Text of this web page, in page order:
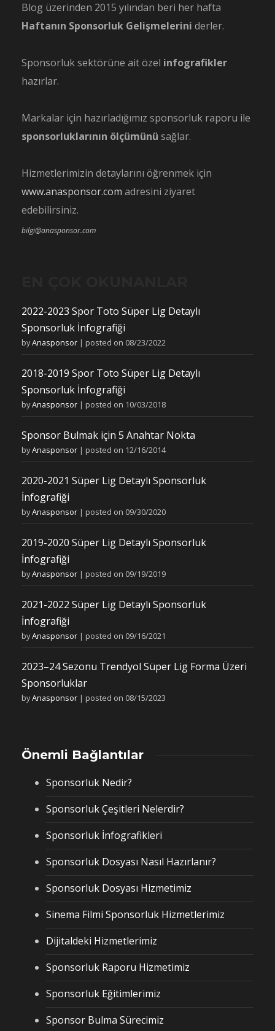
Blog üzerinden 2015 yılından beri her hafta
Haftanın Sponsorluk Gelişmelerini derler.
Sponsorluk sektörüne ait özel infografikler
hazırlar.
Markalar için hazırladığımız sponsorluk raporu ile
sponsorluklarının ölçümünü sağlar.
Hizmetlerimizin detaylarını öğrenmek için
www.anasponsor.com adresini ziyaret
edebilirsiniz.
bilgi@anasponsor.com
2022-2023 Spor Toto Süper Lig Detaylı
Sponsorluk İnfografiği
byAnasponsor | posted on 08/23/2022
2018-2019 Spor Toto Süper Lig Detaylı
Sponsorluk İnfografiği
byAnasponsor | posted on 10/03/2018
Sponsor Bulmak için 5 Anahtar Nokta
byAnasponsor | posted on 12/16/2014
2020-2021 Süper Lig Detaylı Sponsorluk
İnfografiği
byAnasponsor | posted on 09/30/2020
2019-2020 Süper Lig Detaylı Sponsorluk
İnfografiği
byAnasponsor | posted on 09/19/2019
2021-2022 Süper Lig Detaylı Sponsorluk
İnfografiği
byAnasponsor | posted on 09/16/2021
2023–24 Sezonu Trendyol Süper Lig Forma Üzeri
Sponsorluklar
byAnasponsor | posted on 08/15/2023
Önemli Bağlantılar
Sponsorluk Nedir?
Sponsorluk Çeşitleri Nelerdir?
Sponsorluk İnfografikleri
Sponsorluk Dosyası Nasıl Hazırlanır?
Sponsorluk Dosyası Hizmetimiz
Sinema Filmi Sponsorluk Hizmetlerimiz
Dijitaldeki Hizmetlerimiz
Sponsorluk Raporu Hizmetimiz
Sponsorluk Eğitimlerimiz
Sponsor Bulma Sürecimiz